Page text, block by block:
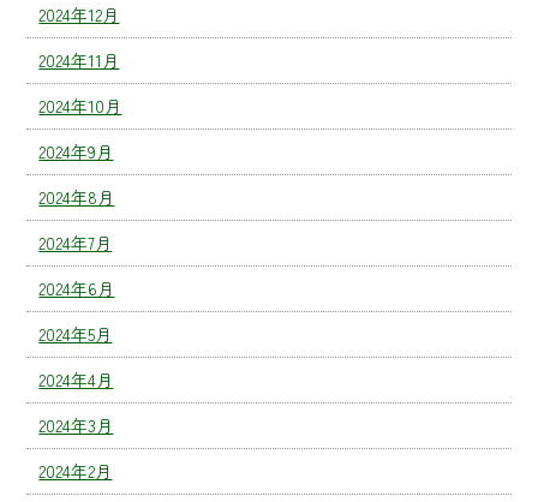
2024年12月
2024年11月
2024年10月
2024年9月
2024年8月
2024年7月
2024年6月
2024年5月
2024年4月
2024年3月
2024年2月